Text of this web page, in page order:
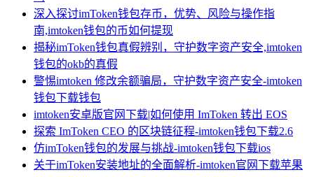
深入探讨imToken钱包存币，优势、风险与操作指
南,imtoken钱包的币如何提现
揭秘imToken钱包真假辨别，守护数字资产安全,imtoken
钱包的okb的真假
警惕imtoken 修改余额骗局，守护数字资产安全-imtoken
钱包下载钱包
imtoken安卓版官网下载|如何使用 ImToken 转出 EOS
探索 ImToken CEO 的区块链征程-imtoken钱包下载2.6
仿imToken钱包的发展与挑战-imtoken钱包下载ios
关于imToken安装地址的全面解析-imtoken官网下载苹果